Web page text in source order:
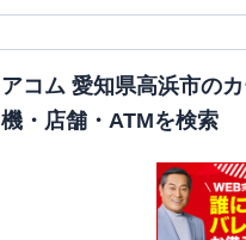
アコム 愛知県高浜市の
機・店舗・ATMを検索